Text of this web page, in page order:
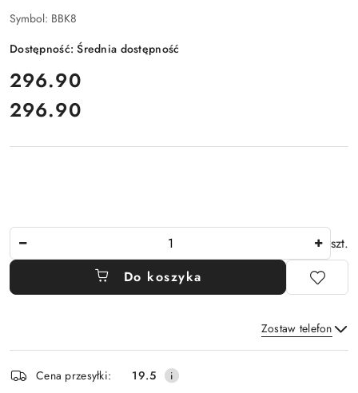
Symbol: BBK8
Dostępność:Średnia dostępność
cena:
296.90
Cena:
296.90
szt.
Do koszyka
Zostaw telefon
i
Cena przesyłki: 19.5